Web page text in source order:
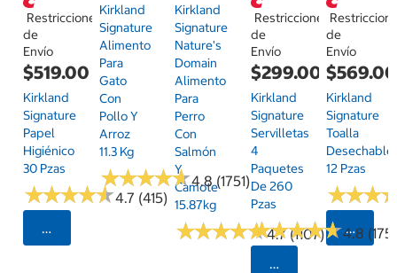
Restricciones
de
Envío
$519.00
Kirkland
Signature
Papel
Higiénico
30 Pzas
★★★★★
★★★★★4.7 (415)
Seleccionar Código Postal
Kirkland
Signature
Alimento
Para
Gato
Con
Pollo Y
Arroz
11.3 Kg
★★★★★
★★★★★4.8 (1751)
Kirkland
Signature
Nature's
Domain
Alimento
Para
Perro
Con
Salmón
Y
Camote
15.87kg
★★★★★
★★★★★4.7 (1107)
Restricciones
de
Envío
$299.00
Kirkland
Signature
Servilletas
4
Paquetes
De 260
Pzas
★★★★★
★★★★★4.8 (175)
Seleccionar
de
Envío
$569.00
Kirkland
Signature
Toalla
Desechable
12 Pzas
★★★
★★★